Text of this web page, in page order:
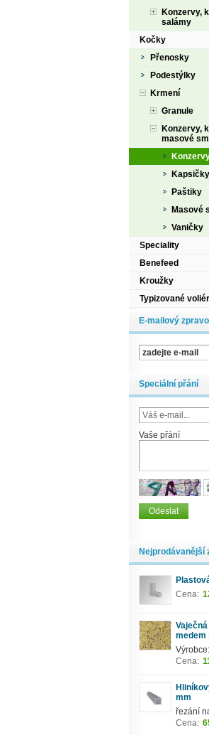
Konzervy,
salámy
Kočky
Přenosky
Podestýlky
Krmení
Granule
Konzervy,
masové
Kapsičky
Paštiky
Masové
Vaničky
Speciality
Benefeed
Kroužky
Typizované
E-mailový
Speciální přání
Vaše přání
Nejprodávanější
Cena:
medem
Cena:
mm
řezání
Cena: